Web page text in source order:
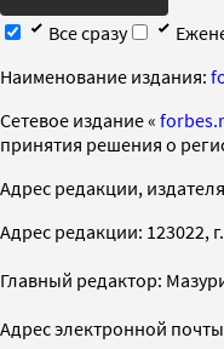
Все сразу
Наименование издания:
Cетевое издание «
принятия решения о
Адрес редакции,
Адрес редакции: 123022,
Главный редактор:
Адрес электронной